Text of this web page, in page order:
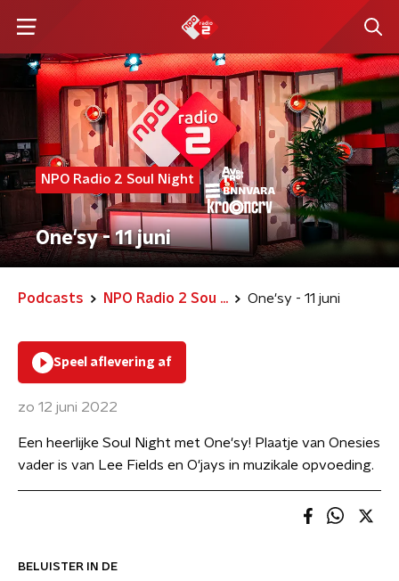
NPO Radio 2 Soul Night
One'sy - 11 juni
Podcasts NPO Radio 2 Sou ... One'sy - 11 juni
BELUISTER IN DE
Speel aflevering af
zo 12 juni 2022
Een heerlijke Soul Night met One'sy! Plaatje van Onesies
vader is van Lee Fields en O'jays in muzikale opvoeding.